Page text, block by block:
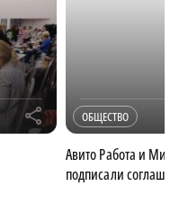
r ОБЩЕСТВО
Авито Работа и
подписали